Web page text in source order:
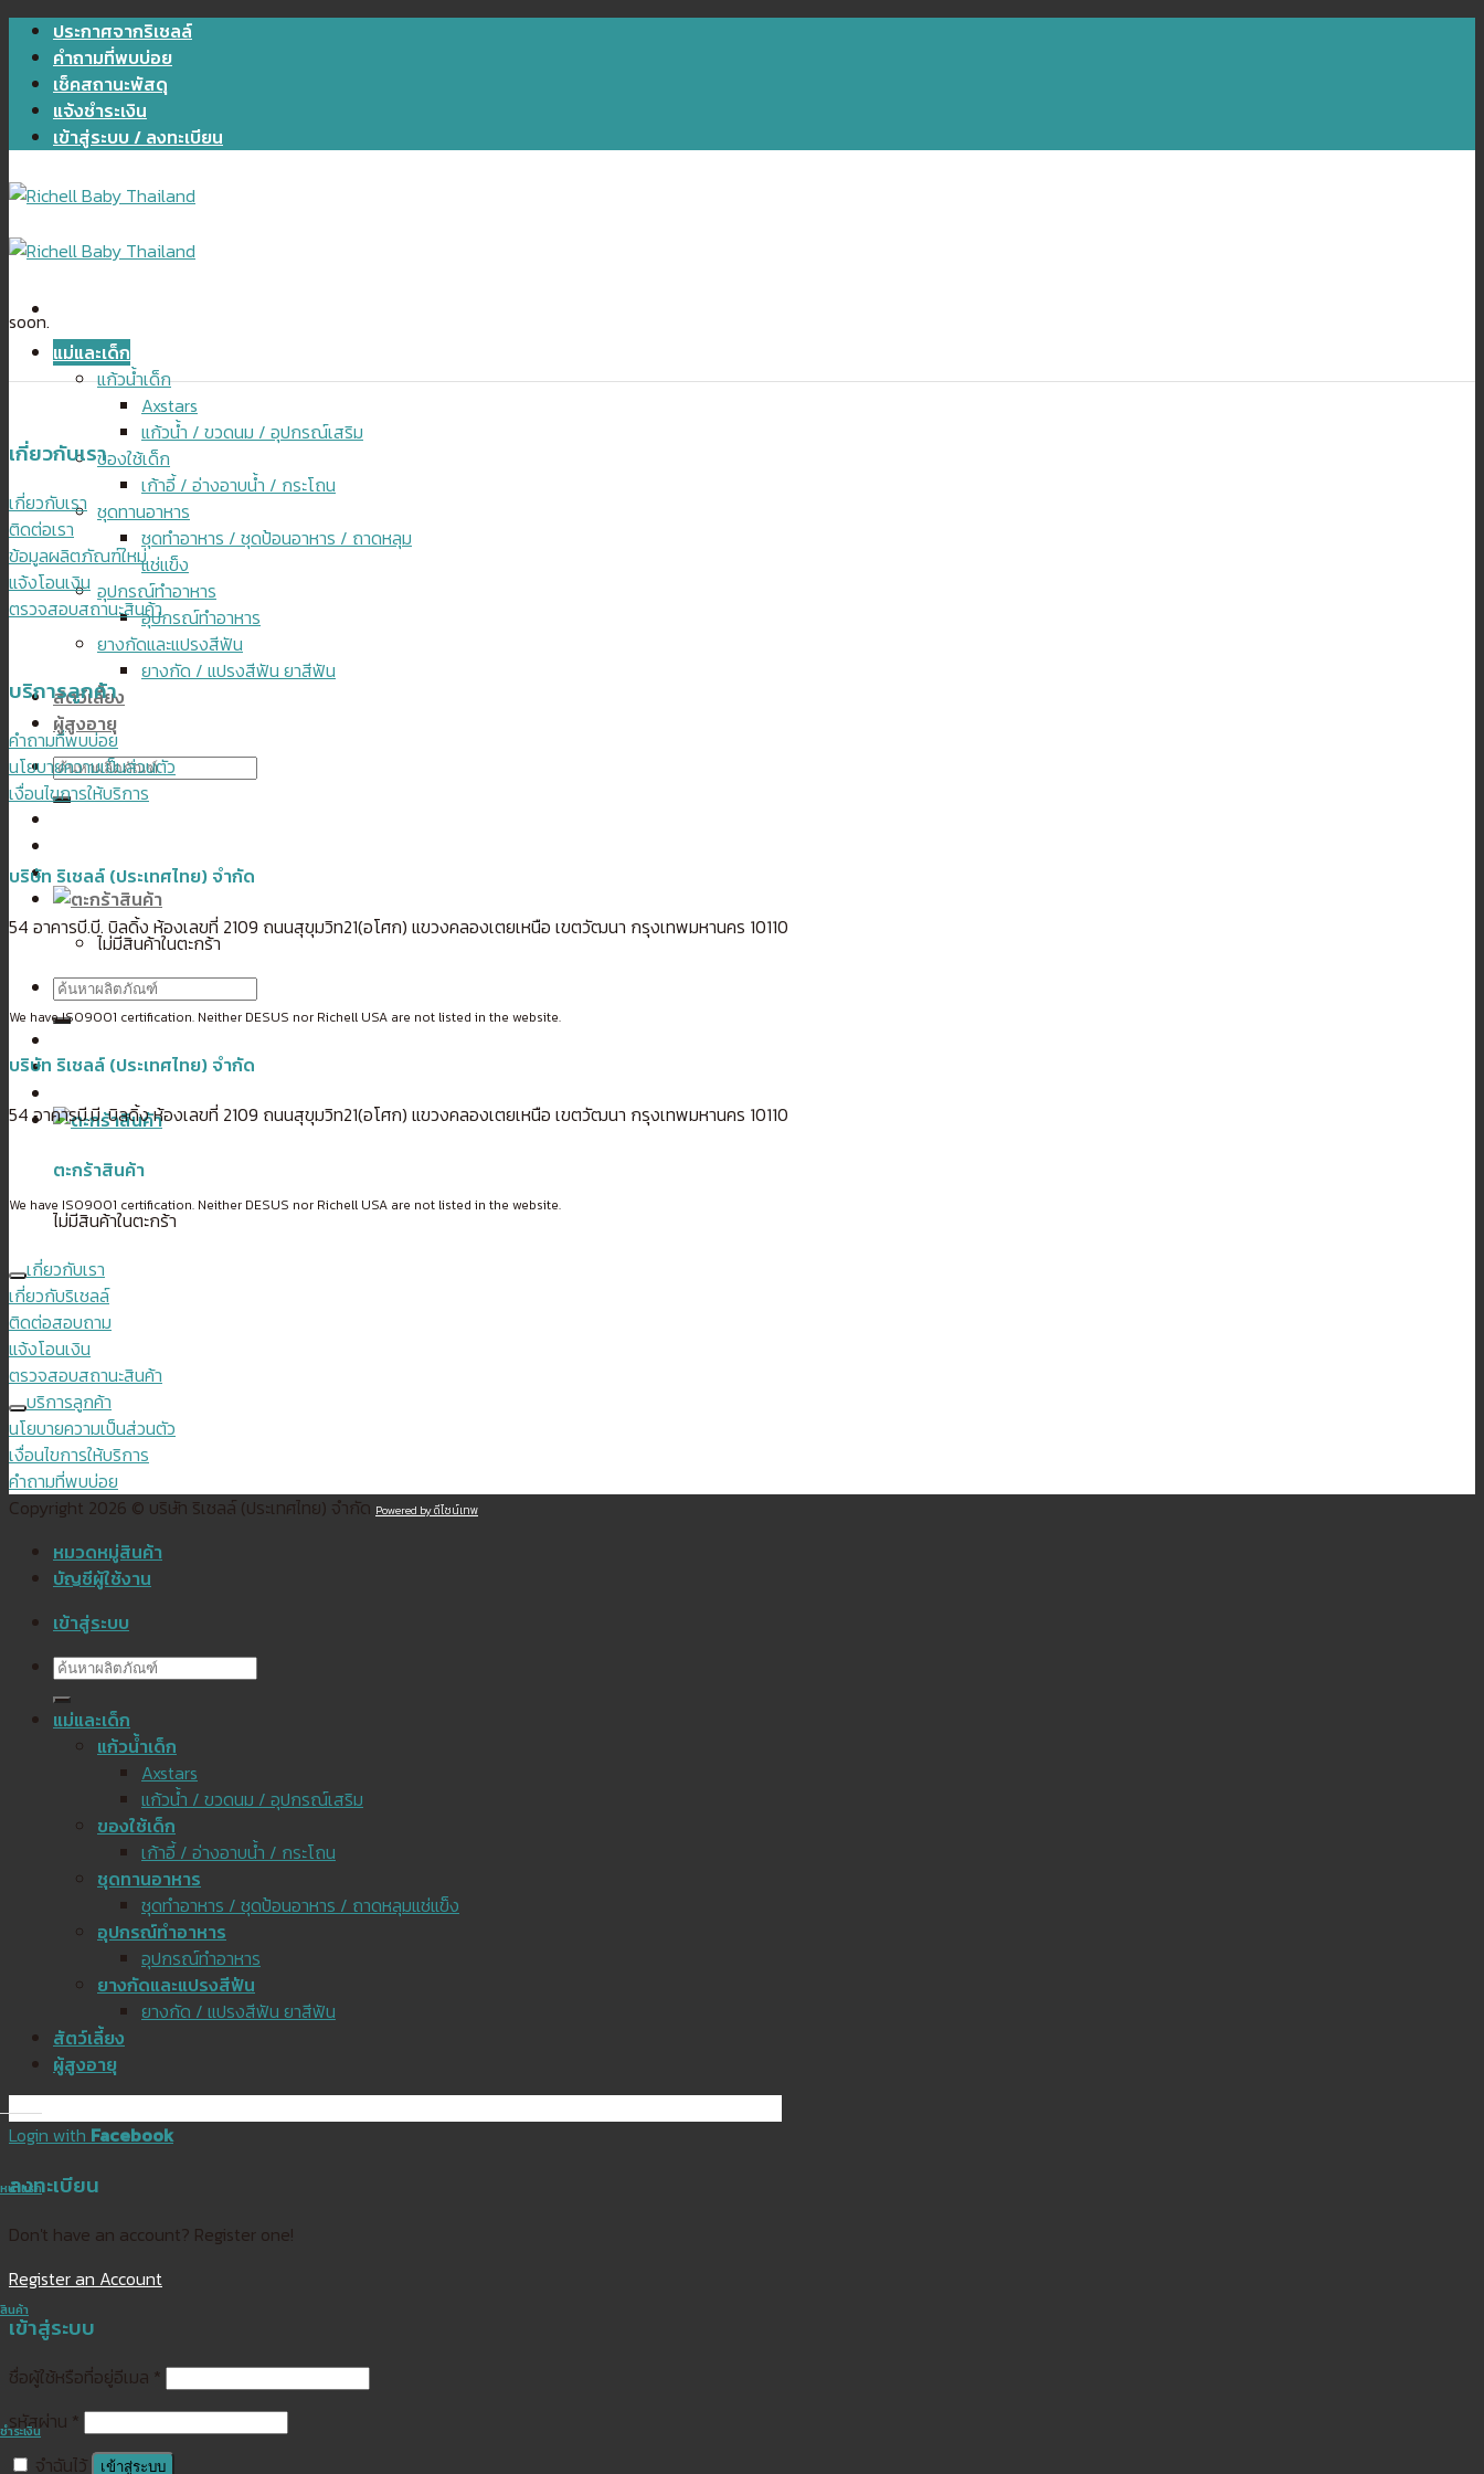
Skip
content
ประกาศจากริเชลล์
คำถามที่พบบ่อย
เช็คสถานะพัสดุ
แจ้งชำระเงิน
เข้าสู่ระบบ / ลงทะเบียน
แม่และเด็ก
แก้วน้ำเด็ก
Axstars
แก้วน้ำ / ขวดนม / อุปกรณ์เสริม
ของใช้เด็ก
เก้าอี้ / อ่างอาบน้ำ / กระโถน
ชุดทานอาหาร
ชุดทำอาหาร / ชุดป้อนอาหาร / ถาดหลุม
แช่แข็ง
อุปกรณ์ทำอาหาร
อุปกรณ์ทำอาหาร
ยางกัดและแปรงสีฟัน
ยางกัด / แปรงสีฟัน ยาสีฟัน
สัตว์เลี้ยง
ผู้สูงอายุ
ค้นหา:
ไม่มีสินค้าในตะกร้า
ค้นหา:
ตะกร้าสินค้า
ไม่มีสินค้าในตะกร้า
soon.
เกี่ยวกับเรา
เกี่ยวกับเรา
ติดต่อเรา
ข้อมูลผลิตภัณฑ์ใหม่
แจ้งโอนเงิน
ตรวจสอบสถานะสินค้า
บริการลูกค้า
คำถามที่พบบ่อย
นโยบายความเป็นส่วนตัว
เงื่อนไขการให้บริการ
บริษัท ริเชลล์ (ประเทศไทย) จำกัด
54 อาคารบี.บี. บิลดิ้ง ห้องเลขที่ 2109 ถนนสุขุมวิท21(อโศก) แขวงคลองเตยเหนือ เขตวัฒนา กรุงเทพมหานคร 10110
We have ISO9001 certification. Neither DESUS nor Richell USA are not listed in the website.
บริษัท ริเชลล์ (ประเทศไทย) จำกัด
54 อาคารบี.บี. บิลดิ้ง ห้องเลขที่ 2109 ถนนสุขุมวิท21(อโศก) แขวงคลองเตยเหนือ เขตวัฒนา กรุงเทพมหานคร 10110
We have ISO9001 certification. Neither DESUS nor Richell USA are not listed in the website.
เกี่ยวกับเรา
เกี่ยวกับริเชลล์
ติดต่อสอบถาม
แจ้งโอนเงิน
ตรวจสอบสถานะสินค้า
บริการลูกค้า
นโยบายความเป็นส่วนตัว
เงื่อนไขการให้บริการ
คำถามที่พบบ่อย
Copyright 2026 © บริษัท ริเชลล์ (ประเทศไทย) จำกัด Powered by ดีไซน์เทพ
หมวดหมู่สินค้า
บัญชีผู้ใช้งาน
เข้าสู่ระบบ
ค้นหา:
แม่และเด็ก
แก้วน้ำเด็ก
Axstars
แก้วน้ำ / ขวดนม / อุปกรณ์เสริม
ของใช้เด็ก
เก้าอี้ / อ่างอาบน้ำ / กระโถน
ชุดทานอาหาร
ชุดทำอาหาร / ชุดป้อนอาหาร / ถาดหลุมแช่แข็ง
อุปกรณ์ทำอาหาร
อุปกรณ์ทำอาหาร
ยางกัดและแปรงสีฟัน
ยางกัด / แปรงสีฟัน ยาสีฟัน
สัตว์เลี้ยง
ผู้สูงอายุ
X Close
หน้าแรก
สินค้า
ชำระเงิน
Login with Facebook
ลงทะเบียน
Don't have an account? Register one!
Register an Account
เข้าสู่ระบบ
ชื่อผู้ใช้หรือที่อยู่อีเมล *
รหัสผ่าน *
จำฉันไว้
เข้าสู่ระบบ